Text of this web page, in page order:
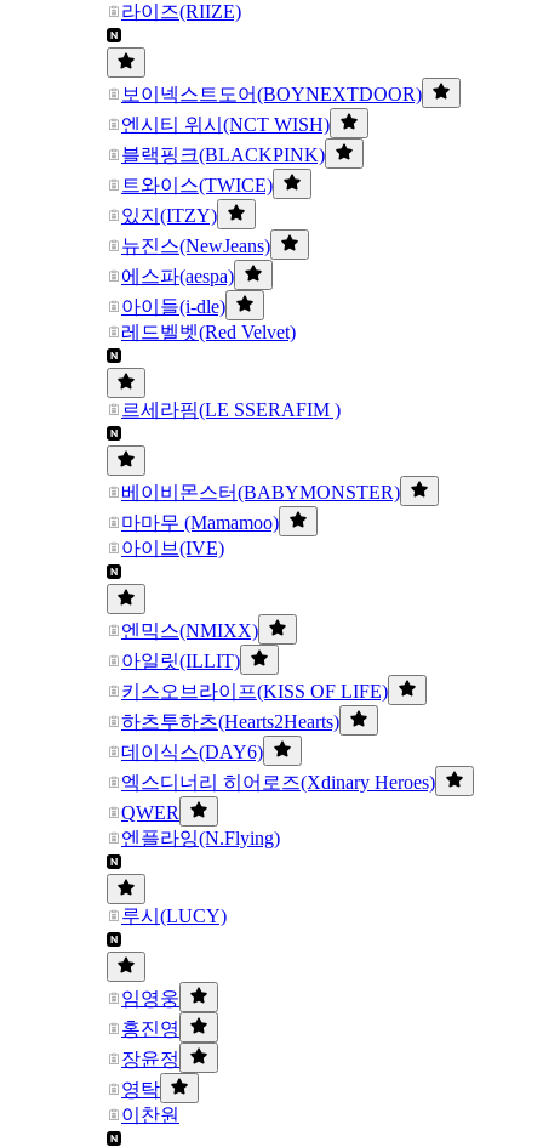
라이즈(RIIZE)
보이넥스트도어(BOYNEXTDOOR)
엔시티 위시(NCT WISH)
블랙핑크(BLACKPINK)
트와이스(TWICE)
있지(ITZY)
뉴진스(NewJeans)
에스파(aespa)
아이들(i-dle)
레드벨벳(Red Velvet)
르세라핌(LE SSERAFIM )
베이비몬스터(BABYMONSTER)
마마무 (Mamamoo)
아이브(IVE)
엔믹스(NMIXX)
아일릿(ILLIT)
키스오브라이프(KISS OF LIFE)
하츠투하츠(Hearts2Hearts)
데이식스(DAY6)
엑스디너리 히어로즈(Xdinary Heroes)
QWER
엔플라잉(N.Flying)
루시(LUCY)
임영웅
홍진영
장윤정
영탁
이찬원